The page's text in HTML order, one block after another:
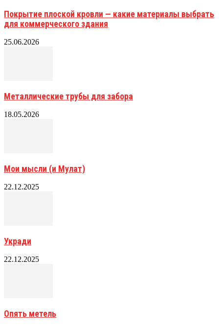
Покрытие плоской кровли — какие материалы выбрать
для коммерческого здания
25.06.2026
Металлические трубы для забора
18.05.2026
Мои мысли (и Мулат)
22.12.2025
Укради
22.12.2025
Опять метель